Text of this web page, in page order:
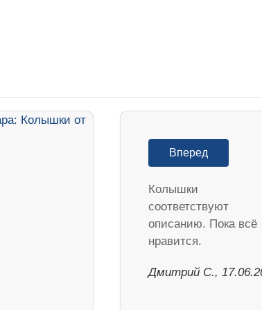
Вперед
Колышки
соответствуют
описанию. Пока всё
нравится.
Дмитрий С.,